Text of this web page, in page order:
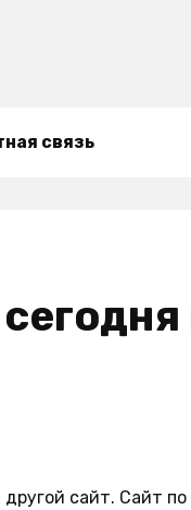
связь
сайт. Сайт